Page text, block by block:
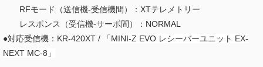
RFモード（送信機-受信機間）：XTテレメトリー
レスポンス（受信機-サーボ間）：NORMAL
●対応受信機：KR-420XT / 「MINI-Z EVO レシーバーユニット EX-
NEXT MC-8」